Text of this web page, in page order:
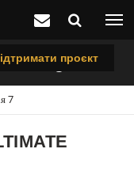
проєкт
Fighter"
7